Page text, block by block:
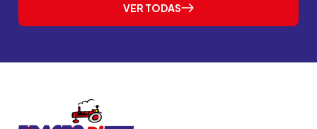
VER TODAS